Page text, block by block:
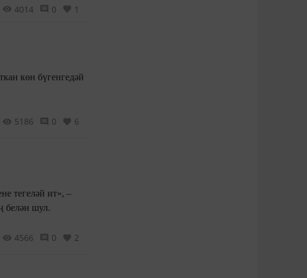
4014 0 1
көн бүгенгедәй
5186 0 6
тегеләй ит», –
белән шул.
4566 0 2